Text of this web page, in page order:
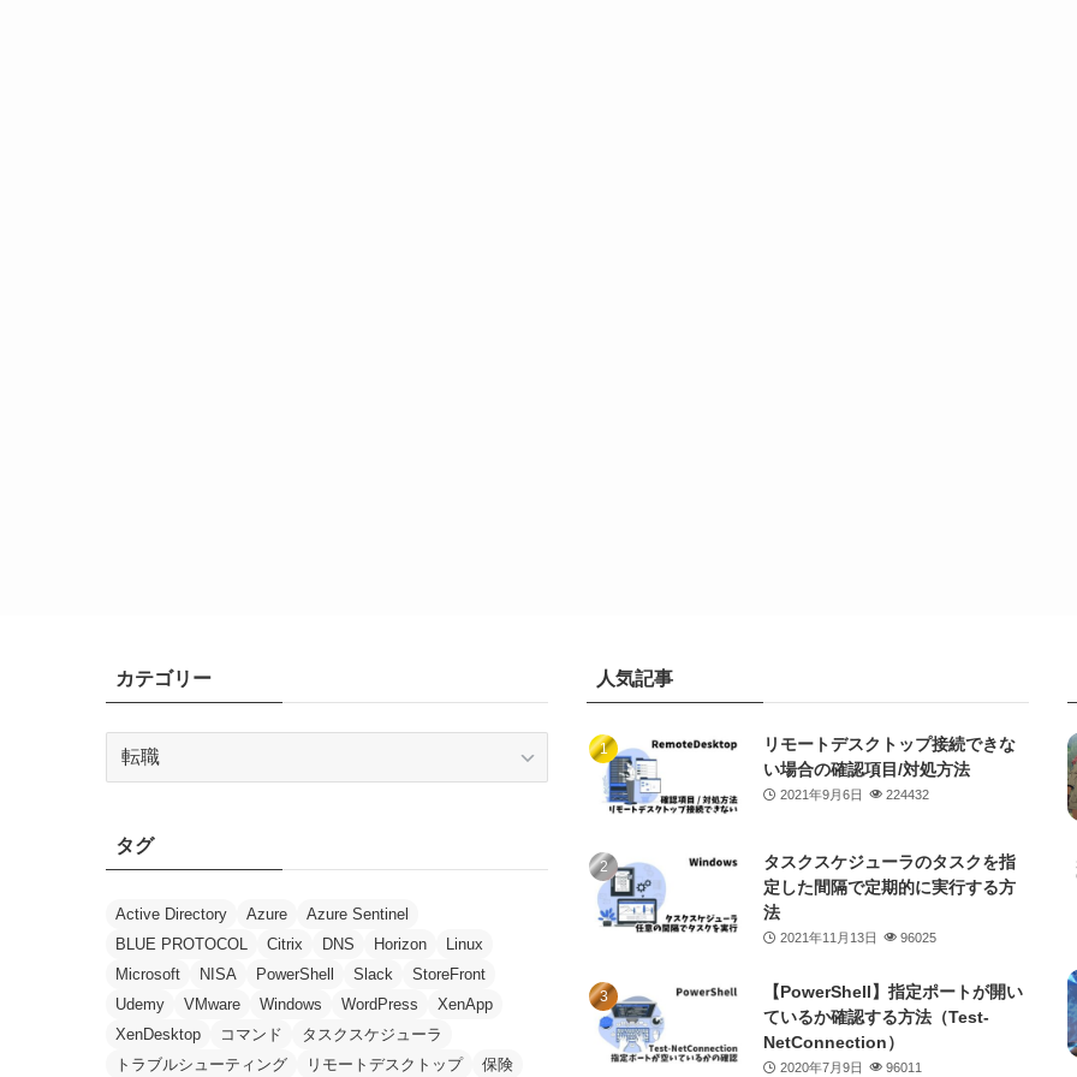
カテゴリー
カ
リ
ー
タグ
Active Directory Azure
Azure Sentinel
BLUE PROTOCOL
Citrix DNS Horizon
Linux
Microsoft
NISA PowerShell Slack
StoreFront
Udemy
VMware Windows WordPress
XenApp
XenDesktop
コマンド
タスクスケジューラ
トラブルシューティング
リモートデスクトップ 保険
人気記事
リモートデスクトップ接続できな
い場合の確認項目/対処方法
2021年9月6日 224432
タスクスケジューラのタスクを指
定した間隔で定期的に実行する方
法
2021年11月13日 96025
【PowerShell】指定ポートが開い
ているか確認する方法（Test-
NetConnection）
2020年7月9日 96011